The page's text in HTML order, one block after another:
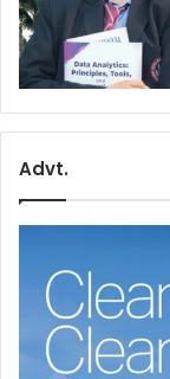
Advt.